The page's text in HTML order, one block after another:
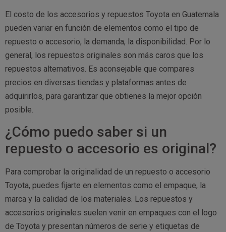
El costo de los accesorios y repuestos Toyota en Guatemala
pueden variar en función de elementos como el tipo de
repuesto o accesorio, la demanda, la disponibilidad. Por lo
general, los repuestos originales son más caros que los
repuestos alternativos. Es aconsejable que compares
precios en diversas tiendas y plataformas antes de
adquirirlos, para garantizar que obtienes la mejor opción
posible.
¿Cómo puedo saber si un
repuesto o accesorio es original?
Para comprobar la originalidad de un repuesto o accesorio
Toyota, puedes fijarte en elementos como el empaque, la
marca y la calidad de los materiales. Los repuestos y
accesorios originales suelen venir en empaques con el logo
de Toyota y presentan números de serie y etiquetas de